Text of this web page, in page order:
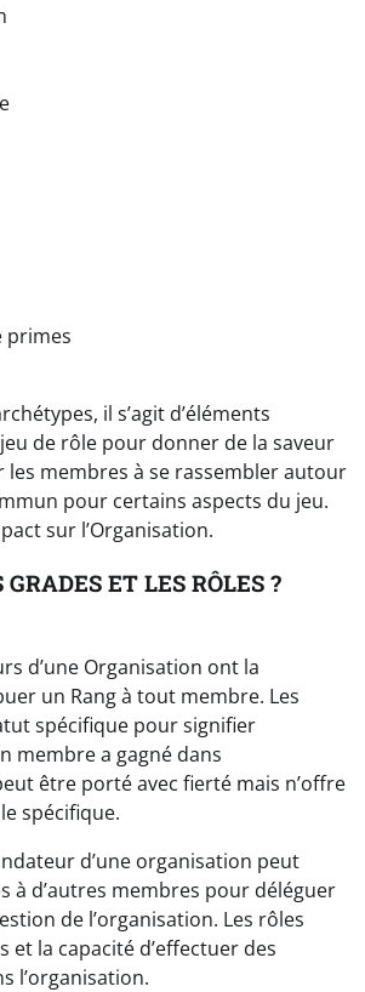
primes
il s’agit d’éléments
de rôle pour donner de la saveur
les membres à se rassembler autour
pour certains aspects du jeu.
sur l’Organisation.
ET LES RÔLES ?
d’une Organisation ont la
un Rang à tout membre. Les
spécifique pour signifier
membre a gagné dans
être porté avec fierté mais n’offre
spécifique.
d’une organisation peut
à d’autres membres pour déléguer
de l’organisation. Les rôles
et la capacité d’effectuer des
l’organisation.